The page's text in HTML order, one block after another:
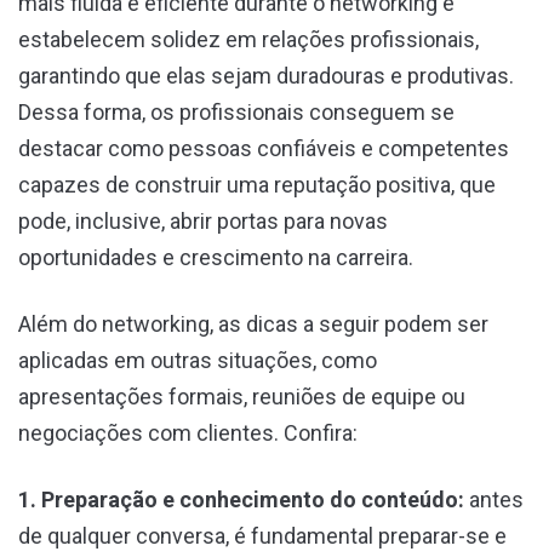
estabelecem solidez em relações profissionais,
garantindo que elas sejam duradouras e produtivas.
Dessa forma, os profissionais conseguem se
destacar como pessoas confiáveis e competentes
capazes de construir uma reputação positiva, que
pode, inclusive, abrir portas para novas
oportunidades e crescimento na carreira.
Além do networking, as dicas a seguir podem ser
aplicadas em outras situações, como
apresentações formais, reuniões de equipe ou
negociações com clientes. Confira:
1. Preparação e conhecimento do conteúdo: antes
de qualquer conversa, é fundamental preparar-se e